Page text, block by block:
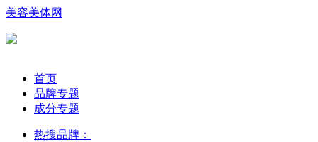
美容美体网
首页
品牌专题
成分专题
热搜品牌：